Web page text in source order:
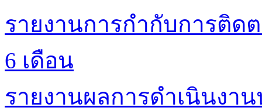
รายงานการกำกับการติด
6 เดือน
รายงานผลการดำเนินงา